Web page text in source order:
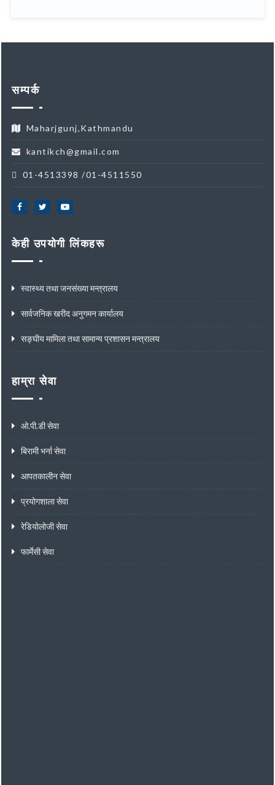
सम्पर्क
Maharjgunj,Kathmandu
kantikch@gmail.com
01-4513398 /01-4511550
केही उपयोगी लिंकहरू
स्वास्थ्य तथा जनसंख्या मन्त्रालय
सार्वजनिक खरीद अनुगमन कार्यालय
सङ्घीय मामिला तथा सामान्य प्रशासन मन्त्रालय
हाम्रा सेवा
ओ.पी.डी सेवा
बिरामी भर्ना सेवा
आपतकालीन सेवा
प्रयोगशाला सेवा
रेडियोलोजी सेवा
फार्मेसी सेवा